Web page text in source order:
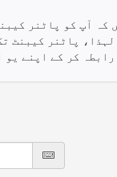
کہ آپ کو پاٹنر
پاٹنر کیبنٹ
کر کے اپنے